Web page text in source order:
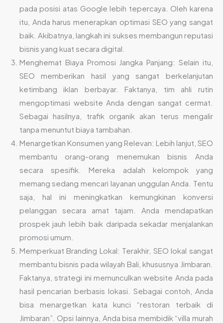
pada posisi atas Google lebih tepercaya. Oleh karena
itu, Anda harus menerapkan optimasi SEO yang sangat
baik. Akibatnya, langkah ini sukses membangun reputasi
bisnis yang kuat secara digital.
Menghemat Biaya Promosi Jangka Panjang: Selain itu,
SEO memberikan hasil yang sangat berkelanjutan
ketimbang iklan berbayar. Faktanya, tim ahli rutin
mengoptimasi website Anda dengan sangat cermat.
Sebagai hasilnya, trafik organik akan terus mengalir
tanpa menuntut biaya tambahan.
Menargetkan Konsumen yang Relevan: Lebih lanjut, SEO
membantu orang-orang menemukan bisnis Anda
secara spesifik. Mereka adalah kelompok yang
memang sedang mencari layanan unggulan Anda. Tentu
saja, hal ini meningkatkan kemungkinan konversi
pelanggan secara amat tajam. Anda mendapatkan
prospek jauh lebih baik daripada sekadar menjalankan
promosi umum.
Memperkuat Branding Lokal: Terakhir, SEO lokal sangat
membantu bisnis pada wilayah Bali, khususnya Jimbaran.
Faktanya, strategi ini memunculkan website Anda pada
hasil pencarian berbasis lokasi. Sebagai contoh, Anda
bisa menargetkan kata kunci “restoran terbaik di
Jimbaran”. Opsi lainnya, Anda bisa membidik “villa murah